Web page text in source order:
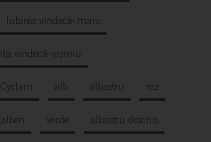
Iubirea vindecă- maro
vindecă- vișiniu
alb albastru
roz
verde
albastru deschis